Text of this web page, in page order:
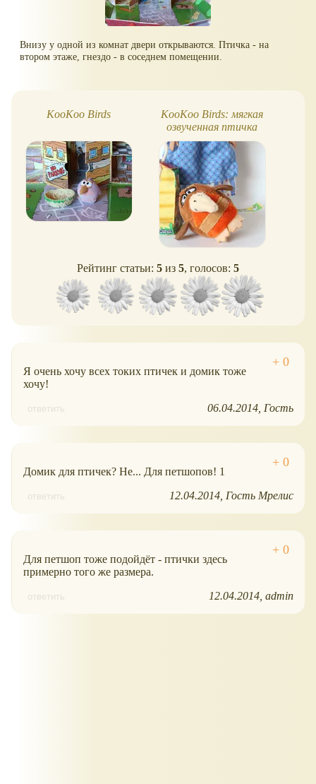
Внизу у одной из комнат двери открываются. Птичка - на
втором этаже, гнездо - в соседнем помещении.
KooKoo Birds
KooKoo Birds: мягкая
озвученная птичка
Рейтинг статьи: 5 из 5, голосов: 5
Я очень хочу всех токих птичек и домик тоже
хочу!
ответить 06.04.2014 Гость
Домик для птичек? Не... Для петшопов! 1
ответить 12.04.2014 Гость Мрелис
Для петшоп тоже подойдёт - птички здесь
примерно того же размера.
ответить 12.04.2014 admin